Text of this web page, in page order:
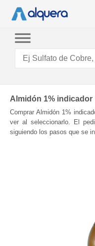
Almidón 1% indicador
Comprar Almidón 1%
ver al seleccionarlo. El
siguiendo los pasos que se